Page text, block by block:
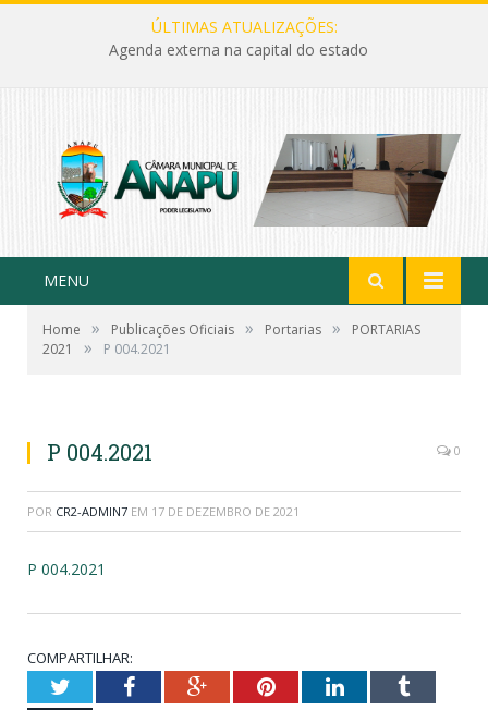
ÚLTIMAS ATUALIZAÇÕES:
Agenda externa na capital do estado
MENU
Home » Publicações Oficiais » Portarias »
PORTARIAS
2021
» P 004.2021
P 004.2021 0
POR CR2-ADMIN7 EM 17 DE DEZEMBRO DE 2021
P 004.2021
COMPARTILHAR:
TwitterFacebookGoogle+PinterestLinkedInTumblr